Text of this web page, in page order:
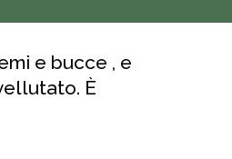
e bucce , e
È